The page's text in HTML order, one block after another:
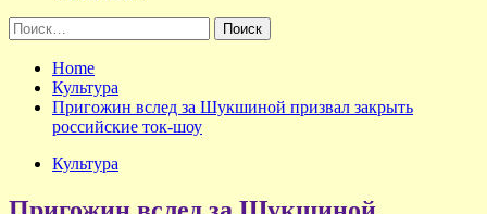
Найти:
Home
Культура
Пригожин вслед за Шукшиной призвал закрыть
российские ток-шоу
Культура